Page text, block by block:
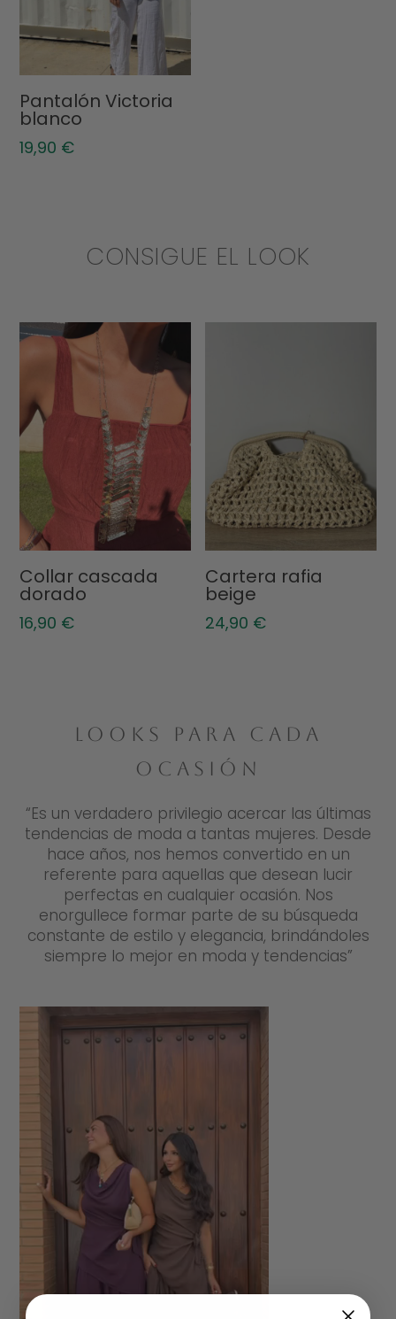
Pantalón Victoria
blanco
19,90 €
CONSIGUE EL LOOK
Collar cascada
dorado
16,90 €
Cartera rafia
beige
24,90 €
LOOKS PARA CADA
OCASIÓN
“Es un verdadero privilegio acercar las últimas
tendencias de moda a tantas mujeres. Desde
hace años, nos hemos convertido en un
referente para aquellas que desean lucir
perfectas en cualquier ocasión. Nos
enorgullece formar parte de su búsqueda
constante de estilo y elegancia, brindándoles
siempre lo mejor en moda y tendencias”